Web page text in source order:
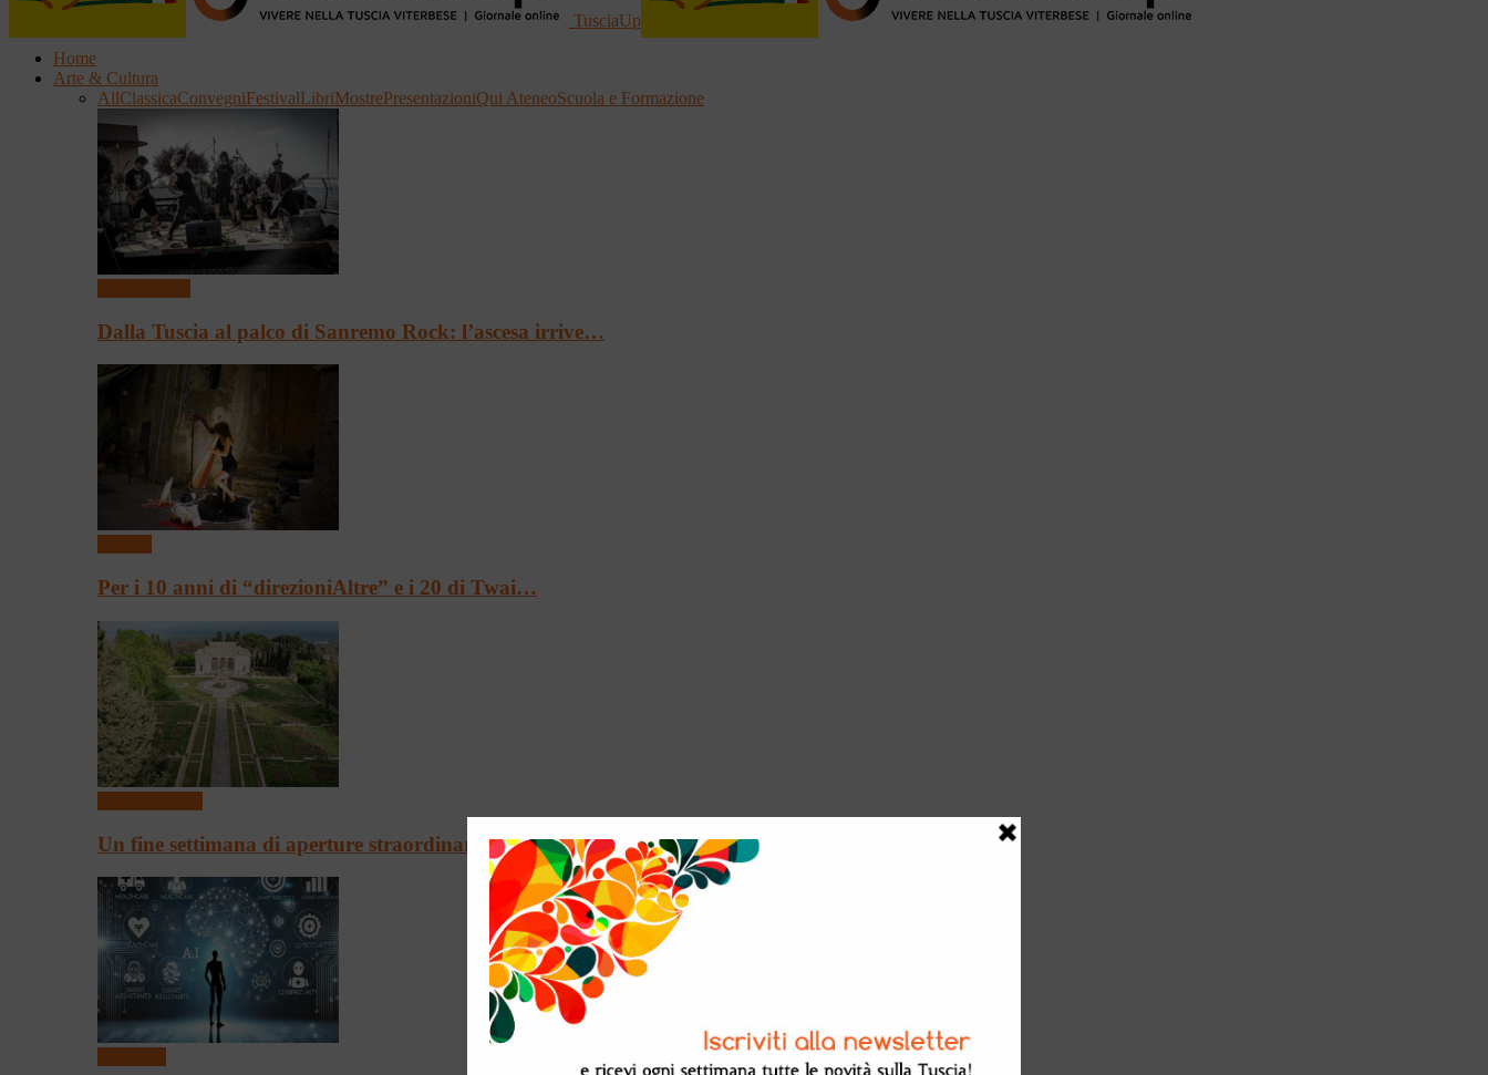
TusciaUp
Home
Arte & Cultura
AllClassicaConvegniFestivalLibriMostrePresentazioniQui AteneoScuola e Formazione
Dalla Tuscia al palco di Sanremo Rock: l’ascesa irrive…
Per i 10 anni di “direzioniAltre” e i 20 di Twai…
Un fine settimana di aperture straordinarie a Palazzo Farnes…